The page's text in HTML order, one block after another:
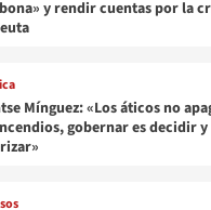
y rendir cuentas por la
Mínguez: «Los áticos no
gobernar es decidir y